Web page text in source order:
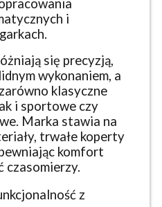
i
się precyzją,
wykonaniem, a
klasyczne
i sportowe czy
Marka stawia na
trwałe koperty
komfort
czasomierzy.
z